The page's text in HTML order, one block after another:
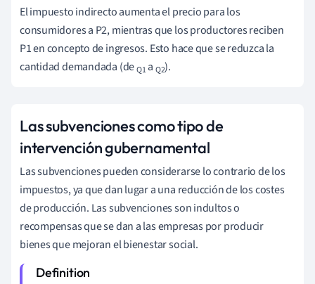
El impuesto indirecto aumenta el precio para los
consumidores a P2, mientras que los productores reciben
P1 en concepto de ingresos. Esto hace que se reduzca la
cantidad demandada (deQ1 a Q2).
Las subvenciones como tipo de
intervención gubernamental
Las subvenciones pueden considerarse lo contrario de los
impuestos, ya que dan lugar a una reducción de los costes
de producción. Las subvenciones son indultos o
recompensas que se dan a las empresas por producir
bienes que mejoran el bienestar social.